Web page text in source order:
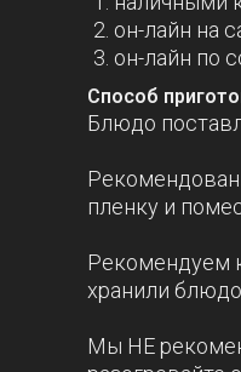
он-лайн на
он-лайн по
Способ
Блюдо
пленку и
Рекомендуем
хранили
Мы НЕ